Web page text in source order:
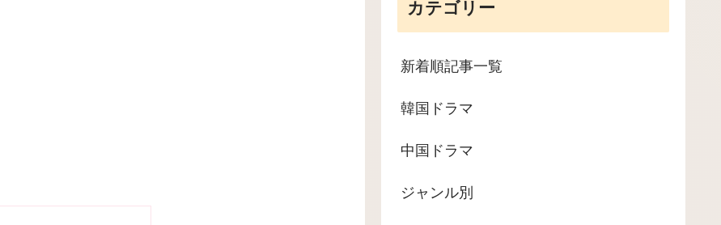
カテゴリー
新着順記事一覧
韓国ドラマ
中国ドラマ
ジャンル別